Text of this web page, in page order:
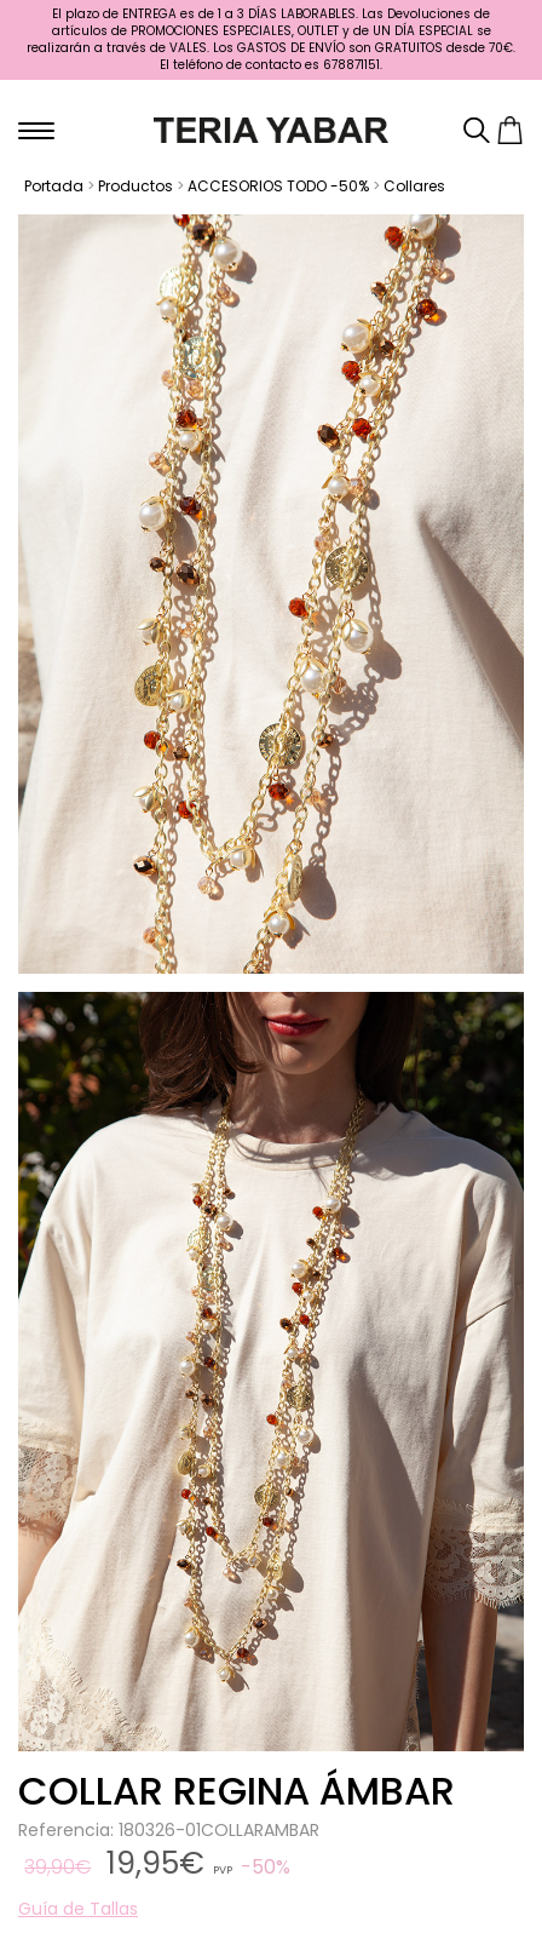
El plazo de ENTREGA es de 1 a 3 DÍAS LABORABLES. Las Devoluciones de
artículos de PROMOCIONES ESPECIALES, OUTLET y de UN DÍA ESPECIAL se
realizarán a través de VALES. Los GASTOS DE ENVÍO son GRATUITOS desde 70€.
El teléfono de contacto es 678871151.
Portada > Productos > ACCESORIOS TODO -50% > Collares
COLLAR REGINA ÁMBAR
Referencia: 180326-01COLLARAMBAR
39,90€ 19,95€ PVP 50%
Guía de Tallas